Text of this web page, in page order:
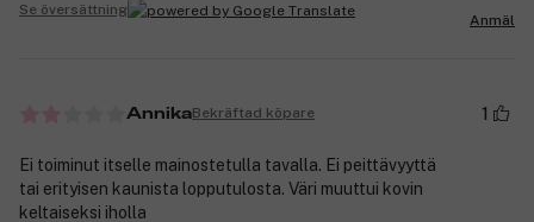
Se översättning
Anmäl
AnnikaBekräftad köpare 1
Ei toiminut itselle mainostetulla tavalla. Ei peittävyyttä
tai erityisen kaunista lopputulosta. Väri muuttui kovin
keltaiseksi iholla